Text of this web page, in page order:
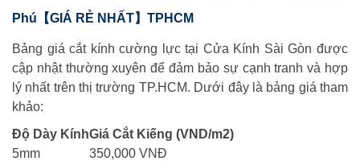
Phú【GIÁ RẺ NHẤT】TPHCM
Bảng giá cắt kính cường lực tại Cửa Kính Sài Gòn được
cập nhật thường xuyên để đảm bảo sự cạnh tranh và hợp
lý nhất trên thị trường TP.HCM. Dưới đây là bảng giá tham
khảo:
Độ Dày KínhGiá Cắt Kiếng (VND/m2)
5mm
350,000 VNĐ